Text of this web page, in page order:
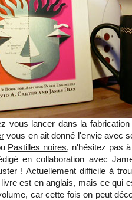
vous lancer dans la
vous en ait donné l'envie avec
Pastilles noires, n'hésitez pas
en collaboration avec
! Actuellement difficile à
est en anglais, mais ce qui
car cette fois on peut